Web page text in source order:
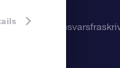
og